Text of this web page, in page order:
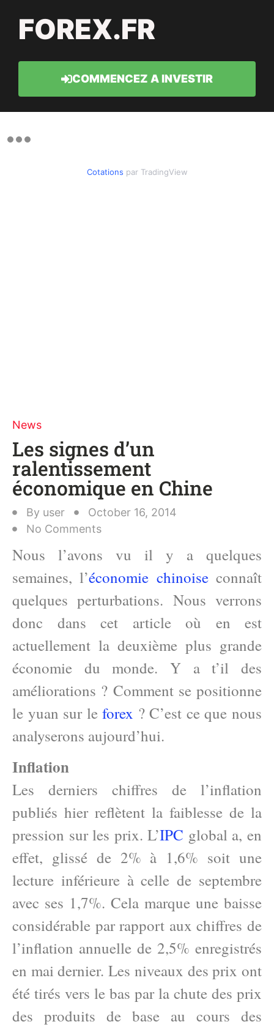
FOREX.FR
COMMENCEZ A INVESTIR
Cotations par TradingView
News
Les signes d’un
ralentissement
économique en Chine
By user
October 16, 2014
No Comments
Nous l’avons vu il y a quelques
semaines, l’économie chinoiseconnaît
quelques perturbations. Nous verrons
donc dans cet article où en est
actuellement la deuxième plus grande
économie du monde. Y a t’il des
améliorations ? Comment se positionne
le yuan sur leforex ? C’est ce que nous
analyserons aujourd’hui.
Inflation
Les derniers chiffres de l’inflation
publiés hier reflètent la faiblesse de la
pression sur les prix. L’IPC global a, en
effet, glissé de 2% à 1,6% soit une
lecture inférieure à celle de septembre
avec ses 1,7%. Cela marque une baisse
considérable par rapport aux chiffres de
l’inflation annuelle de 2,5% enregistrés
en mai dernier. Les niveaux des prix ont
été tirés vers le bas par la chute des prix
des produits de base au cours des